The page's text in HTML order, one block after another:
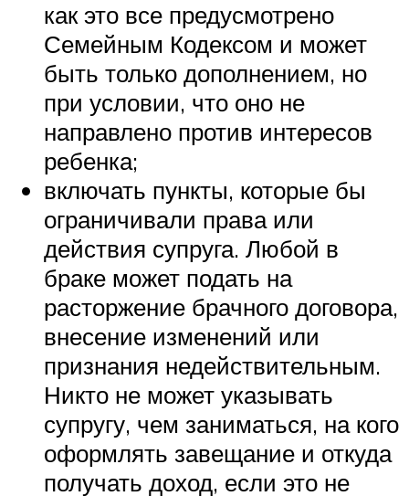
как это все предусмотрено
Семейным Кодексом и может
быть только дополнением, но
при условии, что оно не
направлено против интересов
ребенка;
включать пункты, которые бы
ограничивали права или
действия супруга. Любой в
браке может подать на
расторжение брачного договора,
внесение изменений или
признания недействительным.
Никто не может указывать
супругу, чем заниматься, на кого
оформлять завещание и откуда
получать доход, если это не